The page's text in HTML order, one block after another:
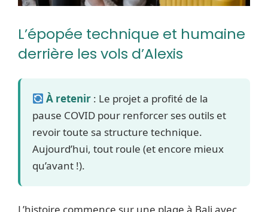
L’épopée technique et humaine
derrière les vols d’Alexis
À retenir : Le projet a profité de la
pause COVID pour renforcer ses outils et
revoir toute sa structure technique.
Aujourd’hui, tout roule (et encore mieux
qu’avant !).